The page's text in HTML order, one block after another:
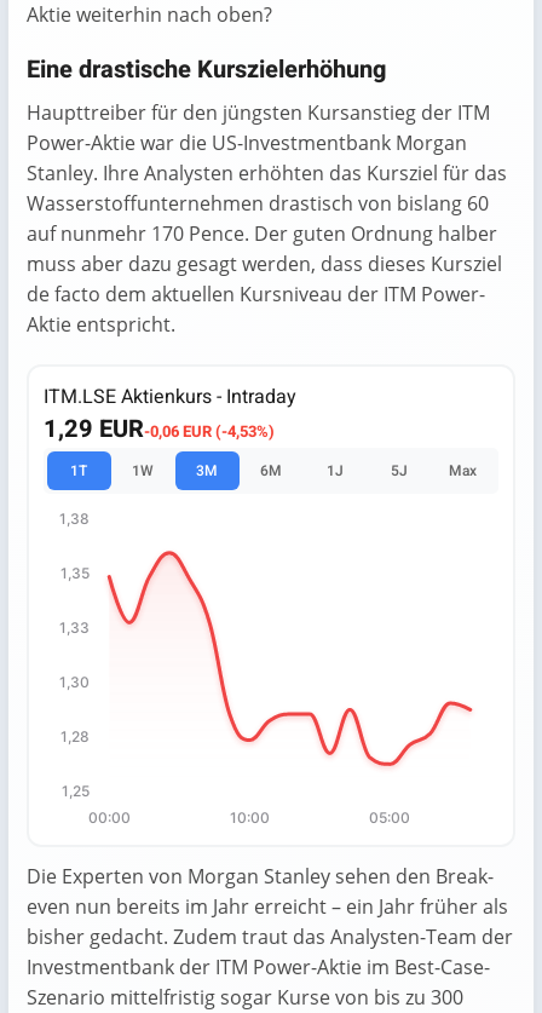
Aktie weiterhin nach oben?
Eine drastische Kurszielerhöhung
Haupttreiber für den jüngsten Kursanstieg der ITM
Power-Aktie war die US-Investmentbank Morgan
Stanley. Ihre Analysten erhöhten das Kursziel für das
Wasserstoffunternehmen drastisch von bislang 60
auf nunmehr 170 Pence. Der guten Ordnung halber
muss aber dazu gesagt werden, dass dieses Kursziel
de facto dem aktuellen Kursniveau der ITM Power-
Aktie entspricht.
ITM.LSE Aktienkurs - Intraday
1,29 EUR-0,06 EUR (-4,53%)
1T 1W 3M 6M 1J 5J Max
Chart with 19 data points.
The chart has 1 X axis displaying categories.
The chart has 1 Y axis displaying values. Data ranges
00:00 10:00 05:00
1,25
1,28
1,30
1,33
1,35
1,38
Die Experten von Morgan Stanley sehen den Break-
even nun bereits im Jahr erreicht – ein Jahr früher als
bisher gedacht. Zudem traut das Analysten-Team der
Investmentbank der ITM Power-Aktie im Best-Case-
Szenario mittelfristig sogar Kurse von bis zu 300